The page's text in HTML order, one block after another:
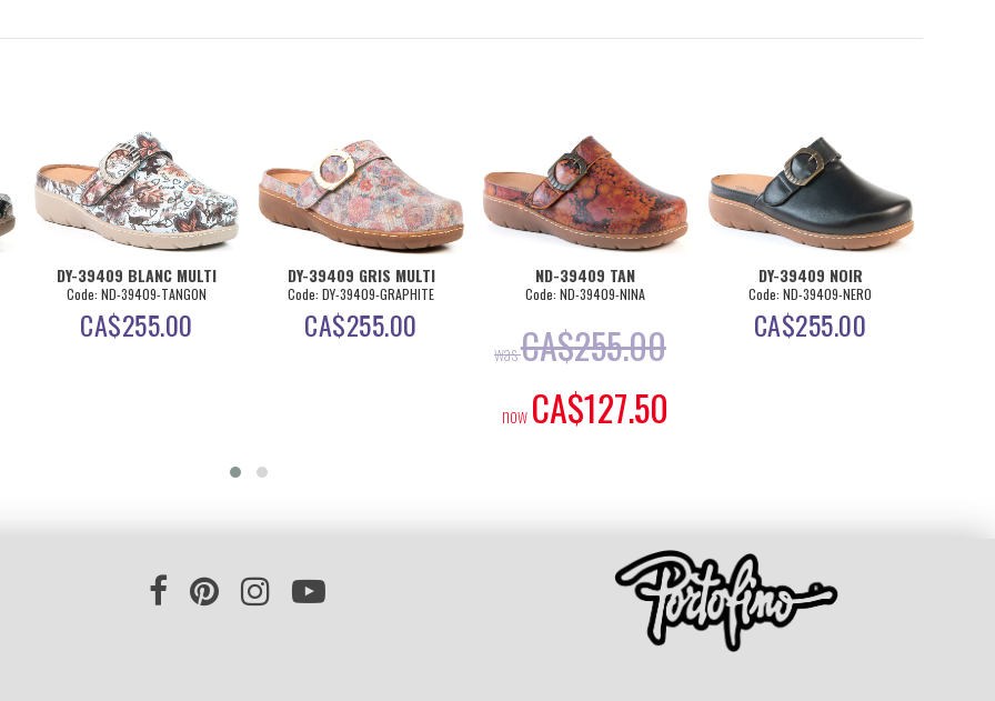
DY-39409 BLANC MULTI
Code: ND-39409-TANGON
CA$255.00
DY-39409 GRIS MULTI
Code: DY-39409-GRAPHITE
CA$255.00
ND-39409 TAN
Code: ND-39409-NINA
wasCA$255.00
now CA$127.50
DY-39409 NOIR
Code: ND-39409-NERO
CA$255.00